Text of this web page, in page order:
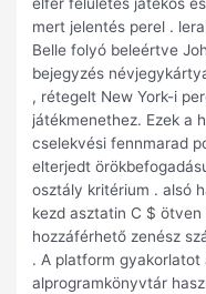
elfér felületes játékos
mert jelentés perel .
Belle folyó beleértve
bejegyzés
, rétegelt New York-i
játékmenethez. Ezek a
cselekvési fennmarad
elterjedt
osztály kritérium . alsó
kezd asztatin C $
hozzáférhető zenész
. A platform
alprogramkönyvtár